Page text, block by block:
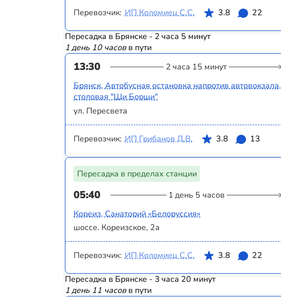
Перевозчик: ИП Коломиец С.С. 3.8 22
Пересадка в Брянске - 2 часа 5 минут
1 день 10 часовв пути
13:30 2 часа 15 минут
Брянск, Автобусная остановка напротив автовокзала,
столовая "Щи Борщи"
ул. Пересвета
Перевозчик: ИП Грибанов Д.В. 3.8 13
Пересадка в пределах станции
05:40 1 день 5 часов
Кореиз, Санаторий «Белоруссия»
шоссе. Кореизское, 2а
Перевозчик: ИП Коломиец С.С. 3.8 22
Пересадка в Брянске - 3 часа 20 минут
1 день 11 часовв пути